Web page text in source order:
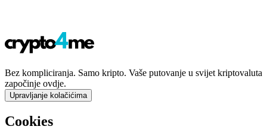
Bez kompliciranja. Samo kripto. Vaše putovanje u svijet kriptovaluta
započinje ovdje.
Upravljanje kolačićima
Cookies